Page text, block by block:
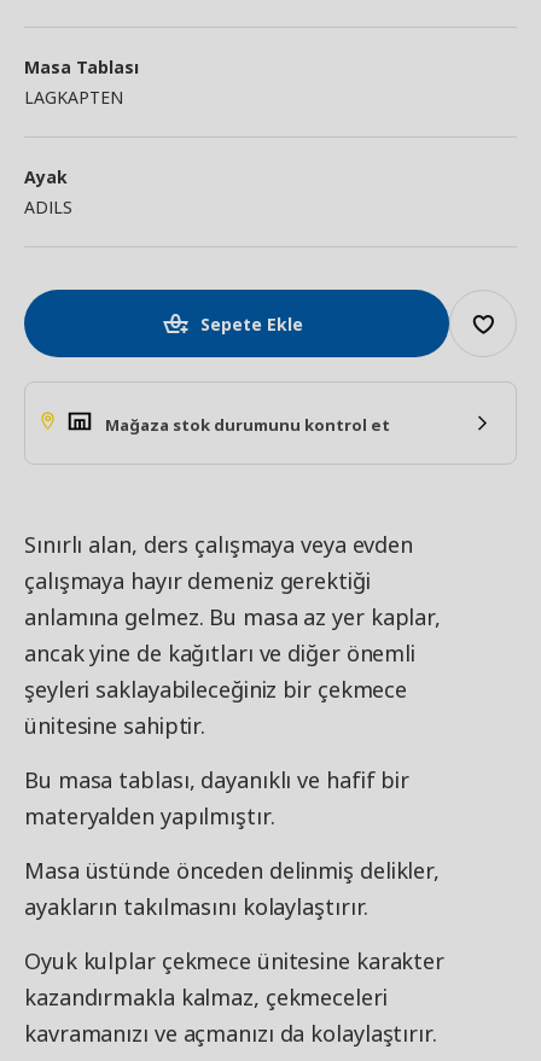
Masa Tablası
LAGKAPTEN
Ayak
ADILS
Sepete Ekle
Mağaza stok durumunu kontrol et
Sınırlı alan, ders çalışmaya veya evden
çalışmaya hayır demeniz gerektiği
anlamına gelmez. Bu masa az yer kaplar,
ancak yine de kağıtları ve diğer önemli
şeyleri saklayabileceğiniz bir çekmece
ünitesine sahiptir.
Bu masa tablası, dayanıklı ve hafif bir
materyalden yapılmıştır.
Masa üstünde önceden delinmiş delikler,
ayakların takılmasını kolaylaştırır.
Oyuk kulplar çekmece ünitesine karakter
kazandırmakla kalmaz, çekmeceleri
kavramanızı ve açmanızı da kolaylaştırır.